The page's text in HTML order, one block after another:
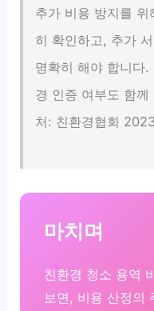
추가 비용 방지를
히 확인하고, 추가
명확히 해야 합니다
경 인증 여부도 함
처: 친환경협회
마치며
친환경 청소 용역
보면, 비용 산정의